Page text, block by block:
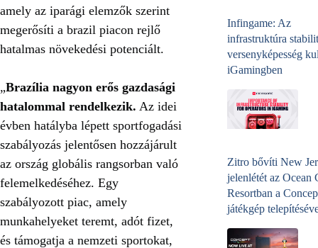
amely az iparági elemzők szerint
megerősíti a brazil piacon rejlő
hatalmas növekedési potenciált.
„Brazília nagyon erős gazdasági
hatalommal rendelkezik. Az idei
évben hatályba lépett sportfogadási
szabályozás jelentősen hozzájárult
az ország globális rangsorban való
felemelkedéséhez. Egy
szabályozott piac, amely
munkahelyeket teremt, adót fizet,
és támogatja a nemzeti sportokat,
Infingame: Az
infrastruktúra
versenyképesség
iGamingben
Zitro bővíti New
jelenlétét az Ocean
Resortban a
játékgép